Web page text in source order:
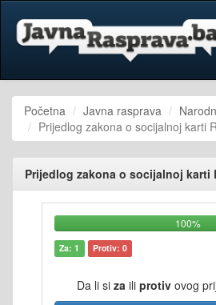
Početna Javna rasprava
Prijedlog zakona o socijalnoj karti
Prijedlog zakona o socijalnoj karti
100%
Za: 1 Protiv: 0
Da li si za ili protiv ovog